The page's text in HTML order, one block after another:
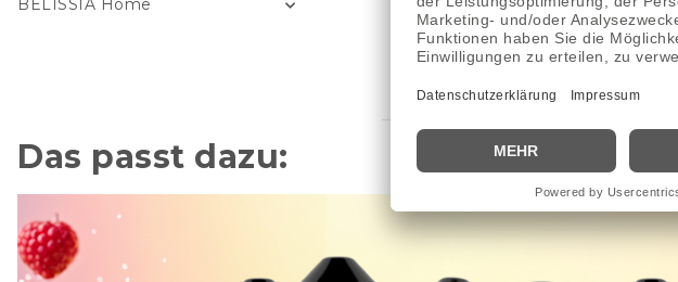
BELISSIA Home
Das passt dazu: